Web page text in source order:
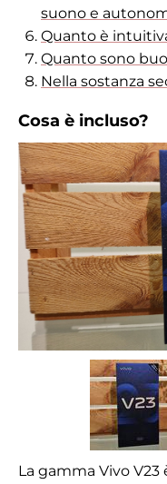
suono e
Quanto è
Quanto sono
Nella sostanza
Cosa è incluso?
La gamma Vivo